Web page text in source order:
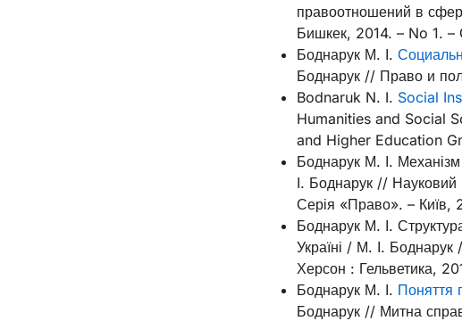
правоотношений в
Бишкек, 2014. – No 1.
Боднарук М. І.
Боднарук // Право и
Bodnaruk N. I. Social
Humanities and Social
and Higher Education
Боднарук М. І.
І. Боднарук // Науковий
Серія «Право». –
Боднарук М. І.
Україні / М. І.
Херсон : Гельветика,
Боднарук М. І. Поняття
Боднарук // Митна